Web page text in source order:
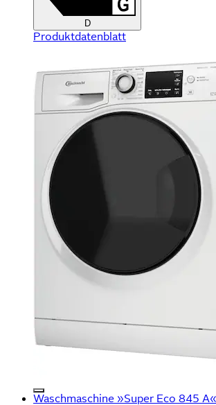
D
Produktdatenblatt
Waschmaschine »Super Eco 845